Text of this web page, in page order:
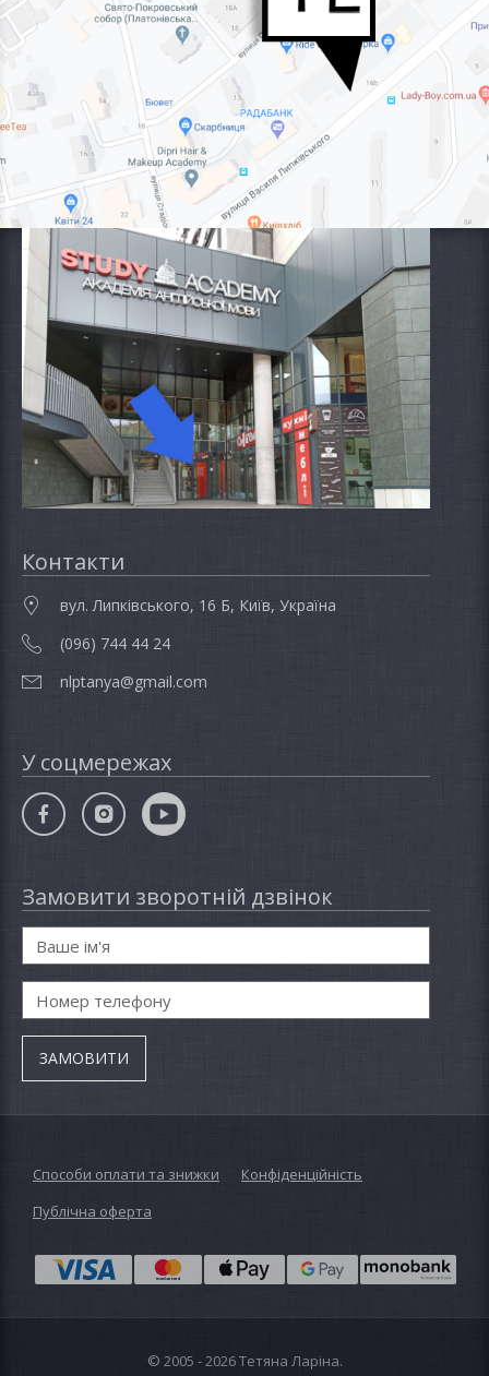
Контакти
вул. Липківського, 16 Б, Київ, Україна
(096) 744 44 24
nlptanya@gmail.com
У соцмережах
Замовити зворотній дзвінок
Способи оплати та знижки
Конфіденційність
Публічна оферта
© 2005 - 2026 Тетяна Ларіна.